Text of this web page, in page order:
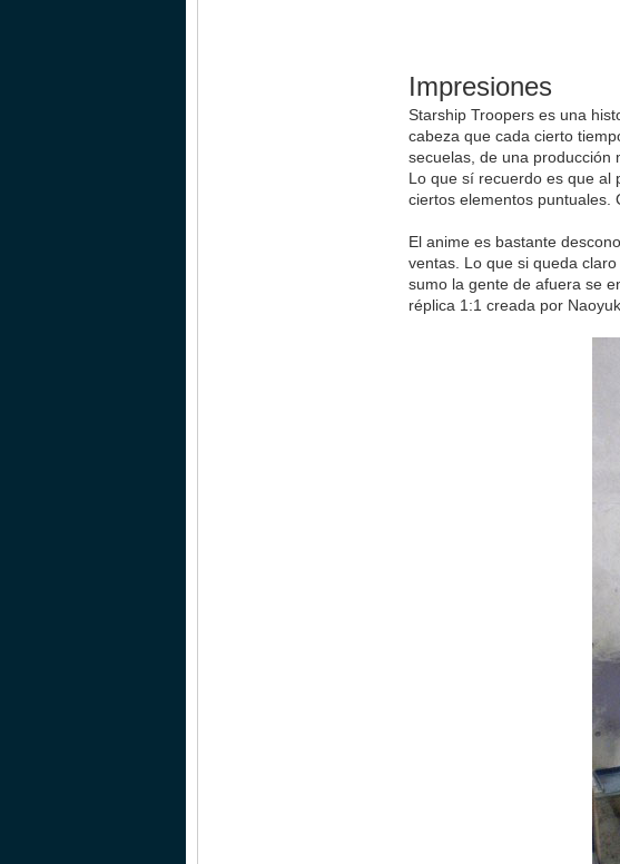
Impresiones
Starship Troopers es una
cabeza que cada cierto
secuelas, de una producción
Lo que sí recuerdo es que al
ciertos elementos puntuales.
El anime es bastante
ventas. Lo que si queda
sumo la gente de afuera se
réplica 1:1 creada por